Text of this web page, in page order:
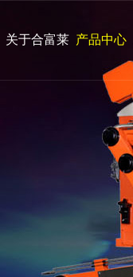
关于合富莱 产品中心